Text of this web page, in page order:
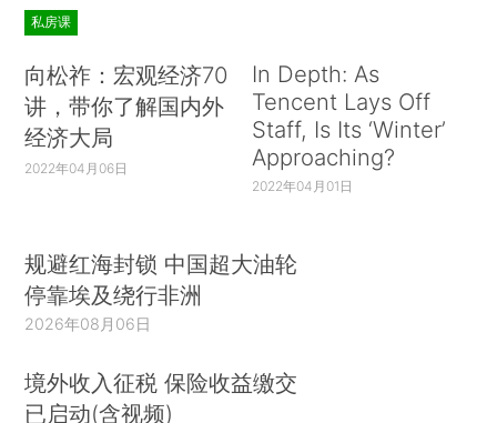
私房课
向松祚：宏观经济70
讲，带你了解国内外
经济大局
2022年04月06日
In Depth: As
Tencent Lays Off
Staff, Is Its ‘Winter’
Approaching?
2022年04月01日
规避红海封锁 中国超大油轮
停靠埃及绕行非洲
2026年08月06日
境外收入征税 保险收益缴交
已启动(含视频)